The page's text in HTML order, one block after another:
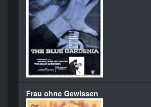
Frau ohne Gewissen